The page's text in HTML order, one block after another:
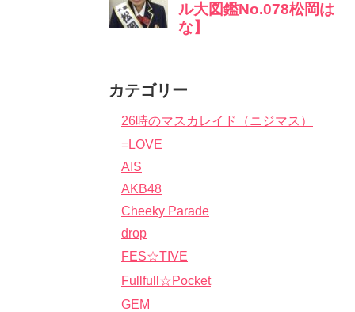
カテゴリー
26時のマスカレイド（ニジマス）
=LOVE
AIS
AKB48
Cheeky Parade
drop
FES☆TIVE
Fullfull☆Pocket
GEM